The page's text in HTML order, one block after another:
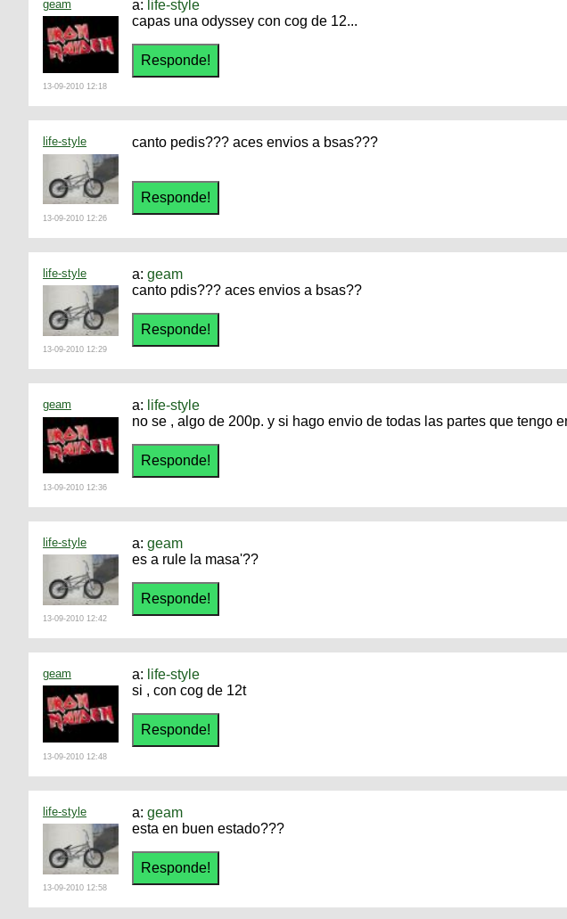
geam
13-09-2010 12:18
a: life-style
capas una odyssey con cog de 12...
life-style
13-09-2010 12:26
canto pedis??? aces envios a bsas???
life-style
13-09-2010 12:29
a: geam
canto pdis??? aces envios a bsas??
geam
13-09-2010 12:36
a: life-style
no se , algo de 200p. y si hago envio de todas las partes que tengo
life-style
13-09-2010 12:42
a: geam
es a rule la masa'??
geam
13-09-2010 12:48
a: life-style
si , con cog de 12t
life-style
13-09-2010 12:58
a: geam
esta en buen estado???